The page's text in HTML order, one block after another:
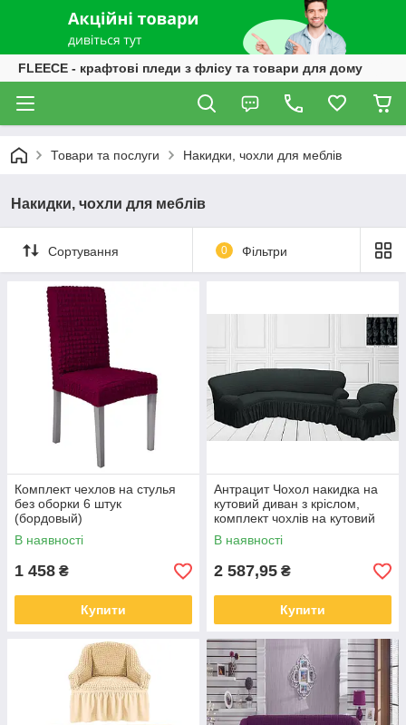
FLEECE - крафтові пледи з флісу та товари для дому
Товари та послуги Накидки, чохли для меблів
Накидки, чохли для меблів
Сортування 0 Фільтри
Комплект чехлов на стулья
без оборки 6 штук
(бордовый)
В наявності
1 458 ₴
Купити
Антрацит Чохол накидка на
кутовий диван з кріслом,
комплект чохлів на кутовий
диван та крісло з оборкою
Туреччина
В наявності
2 587,95 ₴
Купити